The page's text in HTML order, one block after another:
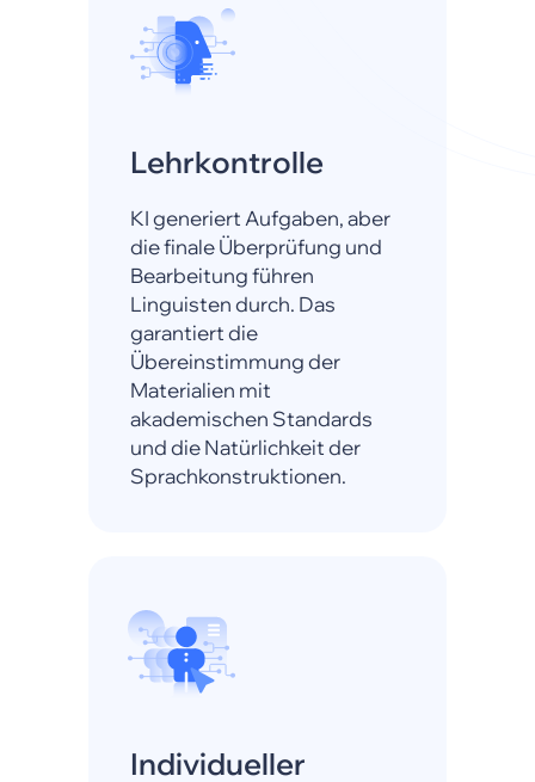
Lehrkontrolle
KI generiert Aufgaben, aber
die finale Überprüfung und
Bearbeitung führen
Linguisten durch. Das
garantiert die
Übereinstimmung der
Materialien mit
akademischen Standards
und die Natürlichkeit der
Sprachkonstruktionen.
Individueller